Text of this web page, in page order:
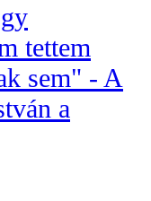
tettem
sem" - A
a